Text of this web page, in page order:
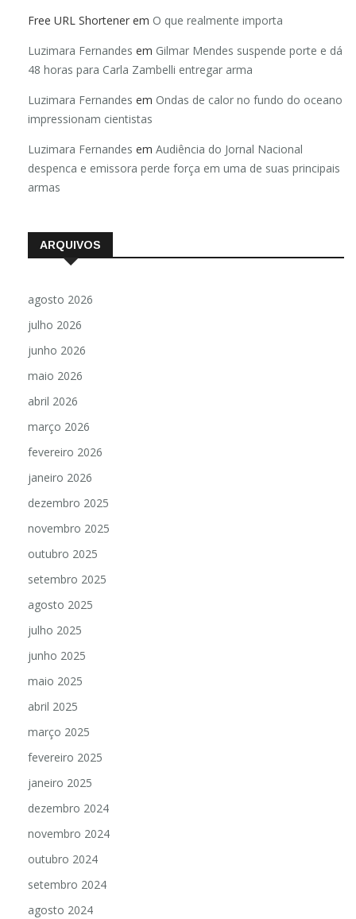
Free URL Shortener em O que realmente importa
Luzimara Fernandes em Gilmar Mendes suspende porte e dá
48 horas para Carla Zambelli entregar arma
Luzimara Fernandes em Ondas de calor no fundo do oceano
impressionam cientistas
Luzimara Fernandes em Audiência do Jornal Nacional
despenca e emissora perde força em uma de suas principais
armas
ARQUIVOS
agosto 2026
julho 2026
junho 2026
maio 2026
abril 2026
março 2026
fevereiro 2026
janeiro 2026
dezembro 2025
novembro 2025
outubro 2025
setembro 2025
agosto 2025
julho 2025
junho 2025
maio 2025
abril 2025
março 2025
fevereiro 2025
janeiro 2025
dezembro 2024
novembro 2024
outubro 2024
setembro 2024
agosto 2024